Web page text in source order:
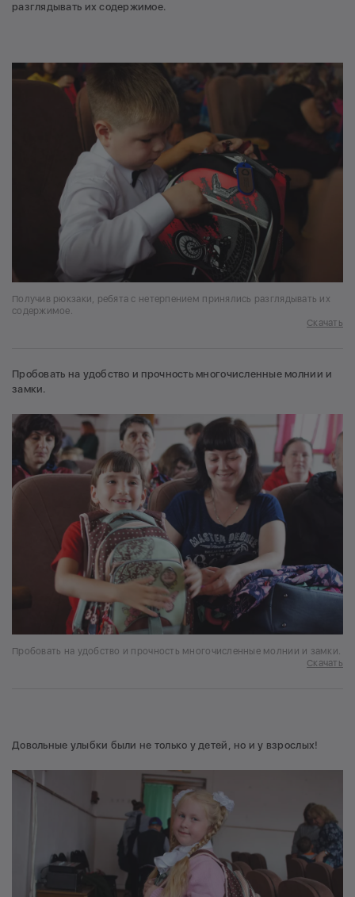
разглядывать их содержимое.
Получив рюкзаки, ребята с нетерпением принялись разглядывать их
содержимое.
Скачать
Пробовать на удобство и прочность многочисленные молнии и
замки.
Пробовать на удобство и прочность многочисленные молнии и замки.
Скачать
Довольные улыбки были не только у детей, но и у взрослых!